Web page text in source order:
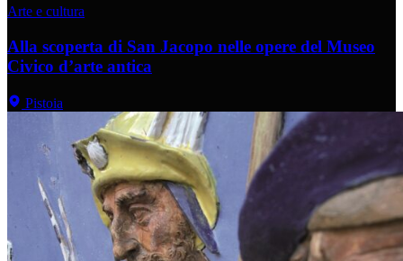
Arte e cultura
Alla scoperta di San Jacopo nelle opere del Museo
Civico d’arte antica
Pistoia